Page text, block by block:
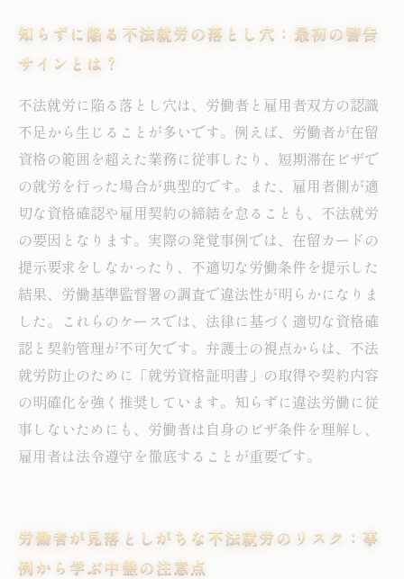
とその対応策
違法就労を未然に防ぐための具体的な対策と労
働環境の整備法
不法就労の落とし穴を回避するための最新法的
知識とは？
事例から学ぶ不法就労問題：安全で健全な労働
環境をつくるために
知らずに陥る不法就労の落とし穴：最初の警告
サインとは？
不法就労に陥る落とし穴は、労働者と雇用者双方の認識
不足から生じることが多いです。例えば、労働者が在留
資格の範囲を超えた業務に従事したり、短期滞在ビザで
の就労を行った場合が典型的です。また、雇用者側が適
切な資格確認や雇用契約の締結を怠ることも、不法就労
の要因となります。実際の発覚事例では、在留カードの
提示要求をしなかったり、不適切な労働条件を提示した
結果、労働基準監督署の調査で違法性が明らかになりま
した。これらのケースでは、法律に基づく適切な資格確
認と契約管理が不可欠です。弁護士の視点からは、不法
就労防止のために「就労資格証明書」の取得や契約内容
の明確化を強く推奨しています。知らずに違法労働に従
事しないためにも、労働者は自身のビザ条件を理解し、
雇用者は法令遵守を徹底することが重要です。
労働者が見落としがちな不法就労のリスク：事
例から学ぶ中盤の注意点